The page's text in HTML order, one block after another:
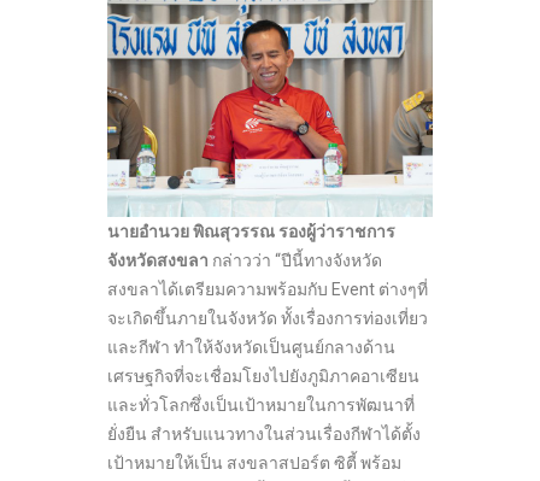
นายอำนวย พิณสุวรรณ รองผู้ว่าราชการ
จังหวัดสงขลา กล่าวว่า “ปีนี้ทางจังหวัด
สงขลาได้เตรียมความพร้อมกับ Event ต่างๆที่
จะเกิดขึ้นภายในจังหวัด ทั้งเรื่องการท่องเที่ยว
และกีฬา ทำให้จังหวัดเป็นศูนย์กลางด้าน
เศรษฐกิจที่จะเชื่อมโยงไปยังภูมิภาคอาเซียน
และทั่วโลกซึ่งเป็นเป้าหมายในการพัฒนาที่
ยั่งยืน สำหรับแนวทางในส่วนเรื่องกีฬาได้ตั้ง
เป้าหมายให้เป็น สงขลาสปอร์ต ซิตี้ พร้อม